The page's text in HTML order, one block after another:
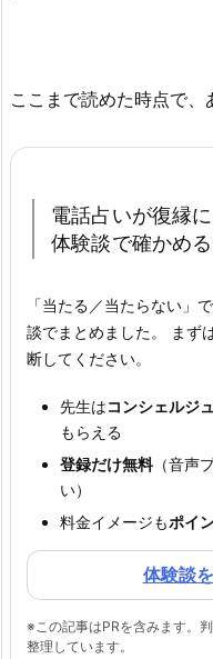
ここまで読めた時点で
電話占いが復縁
体験談で確かめる
「当たる／当たらない」で
談でまとめました。 まず
断してください。
先生はコンシェルジュ
もらえる
登録だけ無料（音声
い）
料金イメージもポイ
体験談
※この記事はPRを含みます。
整理しています。